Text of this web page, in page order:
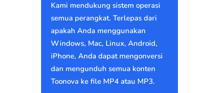
Kami mendukung sistem operasi
semua perangkat. Terlepas dari
apakah Anda menggunakan
Windows, Mac, Linux, Android,
iPhone, Anda dapat mengonversi
dan mengunduh semua konten
Toonova ke file MP4 atau MP3.